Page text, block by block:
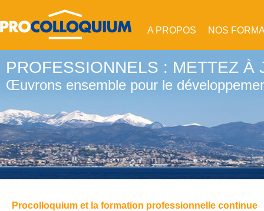
A PROPOS NOS
PROFESSIONNELS : METTEZ À
Œuvrons ensemble pour le
Procolloquium et la formation professionnelle continue